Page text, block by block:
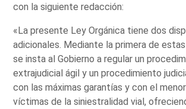
con la siguiente redacción:
«La presente Ley Orgánica tiene dos
adicionales. Mediante la primera de
se insta al Gobierno a regular un
extrajudicial ágil y un procedimiento
con las máximas garantías y con el
víctimas de la siniestralidad vial,